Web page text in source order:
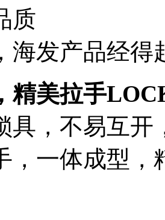
质
海发产品经得
精美拉手
具，不易互开
，一体成型，